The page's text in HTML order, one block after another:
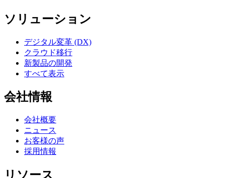
ソリューション
デジタル変革 (DX)
クラウド移行
新製品の開発
すべて表示
会社情報
会社概要
ニュース
お客様の声
採用情報
リソース